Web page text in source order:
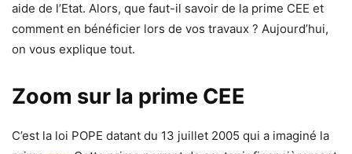
aide de l’Etat. Alors, que faut-il savoir de la prime CEE et
comment en bénéficier lors de vos travaux ? Aujourd’hui,
on vous explique tout.
Zoom sur la prime CEE
C’est la loi POPE datant du 13 juillet 2005 qui a imaginé la